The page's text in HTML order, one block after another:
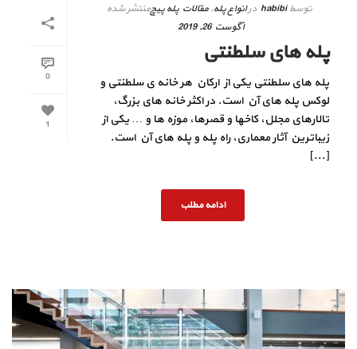
0
1
توسط habibi درانواع پله,مقالات پله پیچمنتشر شده
آگوست 26, 2019
پله های سلطنتی
پله های سلطنتی یکی از ارکان هر خانه ی سلطنتی و
لوکس پله های آن است. در اکثر خانه های بزرگ،
تالارهای مجلل، کاخها و قصرها، موزه ها و … یکی از
زیباترین آثار معماری، راه پله و پله های آن است.
[...]
ادامه مطلب